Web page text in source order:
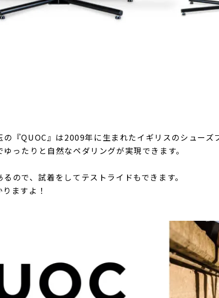
の『QUOC』は2009年に生まれたイギリスのシュー
ったりと自然なペダリングが実現できます。
ので、試着をしてテストライドもできます。
ますよ！